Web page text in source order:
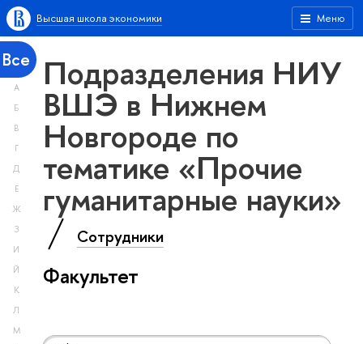
Меню
Высшая школа экономики
Все
А
Б
В
Г
Д
Е
Ж
З
И
Й
К
Л
М
Подразделения НИУ
ВШЭ в Нижнем
Новгороде по
тематике «Прочие
гуманитарные науки»
Сотрудники
Факультет